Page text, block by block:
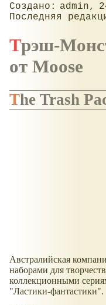
admin
Трэш-Монстрики - новинка
от Moose
The Trash
Австралийская
наборами для
коллекционными
"Ластики-фантастики".